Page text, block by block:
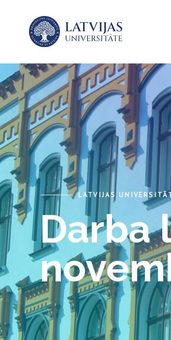
LATVIJAS
Darba